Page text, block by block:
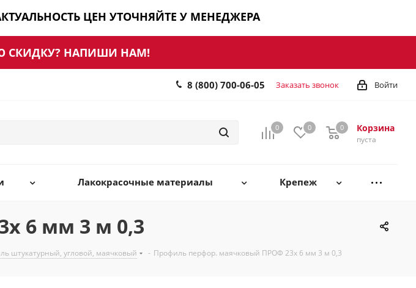
ЦЕН УТОЧНЯЙТЕ У МЕНЕДЖЕРА
СКИДКУ? НАПИШИ НАМ!
Войти
8 (800) 700-06-05 Заказать звонок
0 0 Корзина
0
пуста
0
Лакокрасочные материалы Крепеж
6 мм 3 м 0,3
штукатурный, угловой, маячковый - Профиль перфор. маячковый ПРОФ 23х 6 мм 3 м 0,3